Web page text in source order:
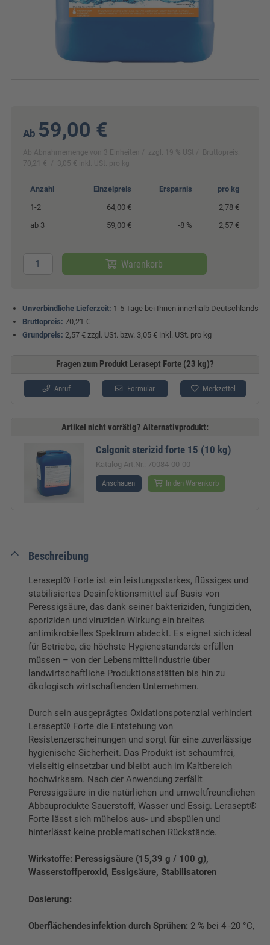
Ab 59,00 €
Ab Abnahmemenge von 3 Einheiten zzgl. 19 % USt
Bruttopreis:
70,21 €
3,05 € inkl. USt. pro kg
Anzahl Einzelpreis Ersparnis
pro kg
1-2
64,00 €
2,78 €
ab 3
59,00 € -8 % 2,57 €
Warenkorb
Unverbindliche Lieferzeit: 1-5 Tage bei Ihnen innerhalb Deutschlands
Bruttopreis: 70,21 €
Grundpreis: 2,57 € zzgl. USt. bzw. 3,05 € inkl. USt. pro kg
Fragen zum Produkt Lerasept Forte (23 kg)?
Anruf Formular Merkzettel
Artikel nicht vorrätig? Alternativprodukt:
Calgonit sterizid forte 15 (10 kg)
Katalog Art.Nr.: 70084-00-00
Anschauen In den Warenkorb
Beschreibung
Lerasept® Forte ist ein leistungsstarkes, flüssiges und
stabilisiertes Desinfektionsmittel auf Basis von
Peressigsäure, das dank seiner bakteriziden, fungiziden,
sporiziden und viruziden Wirkung ein breites
antimikrobielles Spektrum abdeckt. Es eignet sich ideal
für Betriebe, die höchste Hygienestandards erfüllen
müssen – von der Lebensmittelindustrie über
landwirtschaftliche Produktionsstätten bis hin zu
ökologisch wirtschaftenden Unternehmen.
Durch sein ausgeprägtes Oxidationspotenzial verhindert
Lerasept® Forte die Entstehung von
Resistenzerscheinungen und sorgt für eine zuverlässige
hygienische Sicherheit. Das Produkt ist schaumfrei,
vielseitig einsetzbar und bleibt auch im Kaltbereich
hochwirksam. Nach der Anwendung zerfällt
Peressigsäure in die natürlichen und umweltfreundlichen
Abbauprodukte Sauerstoff, Wasser und Essig. Lerasept®
Forte lässt sich mühelos aus- und abspülen und
hinterlässt keine problematischen Rückstände.
Wirkstoffe: Peressigsäure (15,39 g / 100 g),
Wasserstoffperoxid, Essigsäure, Stabilisatoren
Dosierung:
Oberflächendesinfektion durch Sprühen: 2 % bei 4 -20 °C,